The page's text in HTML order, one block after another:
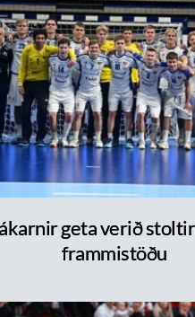
geta verið
frammistöðu